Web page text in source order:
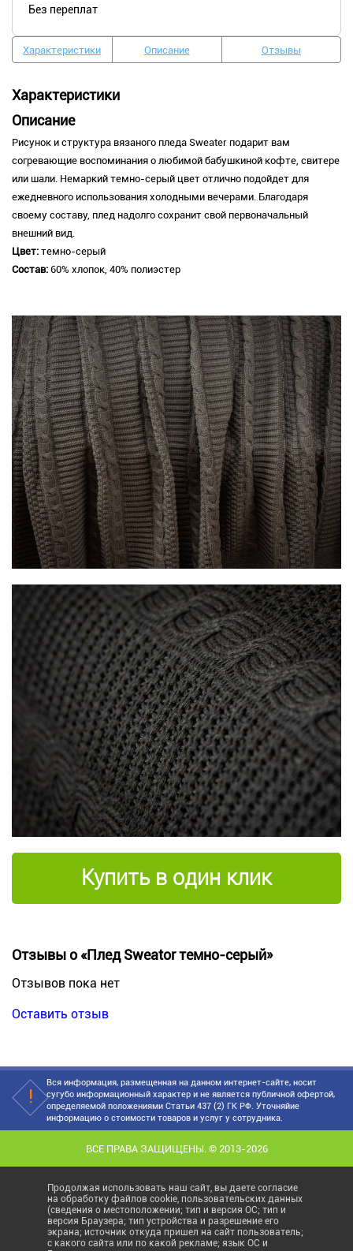
Без переплат
Характеристики Описание Отзывы
Характеристики
Описание
Рисунок и структура вязаного пледа Sweater подарит вам
согревающие воспоминания о любимой бабушкиной кофте, свитере
или шали. Немаркий темно-серый цвет отлично подойдет для
ежедневного использования холодными вечерами. Благодаря
своему составу, плед надолго сохранит свой первоначальный
внешний вид.
Цвет: темно-серый
Состав: 60% хлопок, 40% полиэстер
Купить в один клик
Отзывы о «Плед Sweator темно-серый»
Отзывов пока нет
Оставить отзыв
Вся информация, размещенная на данном интернет-сайте, носит
сугубо информационный характер и не является публичной офертой,
определяемой положениями Статьи 437 (2) ГК РФ. Уточняйие
информацию о стоимости товаров и услуг у сотрудника.
ВСЕ ПРАВА ЗАЩИЩЕНЫ. © 2013-2026
Продолжая использовать наш сайт, вы даете согласие
на обработку файлов cookie, пользовательских данных
(сведения о местоположении; тип и версия ОС; тип и
версия Браузера; тип устройства и разрешение его
экрана; источник откуда пришел на сайт пользователь;
с какого сайта или по какой рекламе; язык ОС и